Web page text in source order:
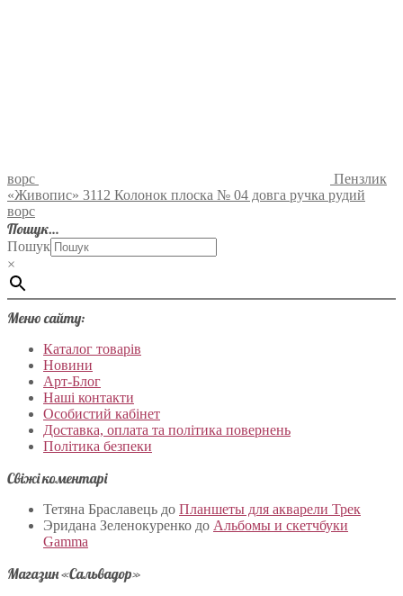
ворс
Пензлик
«Живопис» 3112 Колонок плоска № 04 довга ручка рудий
ворс
Пошук…
Пошук
×
Меню сайту:
Каталог товарів
Новини
Арт-Блог
Наші контакти
Особистий кабінет
Доставка, оплата та політика повернень
Політика безпеки
Свіжі коментарі
Тетяна Браславець до Планшеты для акварели Трек
Эридана Зеленокуренко до Альбомы и скетчбуки
Gamma
Магазин «Сальвадор»